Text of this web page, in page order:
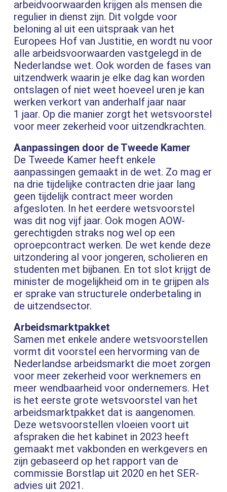
arbeidvoorwaarden krijgen als mensen die
regulier in dienst zijn. Dit volgde voor
beloning al uit een uitspraak van het
Europees Hof van Justitie, en wordt nu voor
alle arbeidsvoorwaarden vastgelegd in de
Nederlandse wet. Ook worden de fases van
uitzendwerk waarin je elke dag kan worden
ontslagen of niet weet hoeveel uren je kan
werken verkort van anderhalf jaar naar
1 jaar. Op die manier zorgt het wetsvoorstel
voor meer zekerheid voor uitzendkrachten.
Aanpassingen door de Tweede Kamer
De Tweede Kamer heeft enkele
aanpassingen gemaakt in de wet. Zo mag er
na drie tijdelijke contracten drie jaar lang
geen tijdelijk contract meer worden
afgesloten. In het eerdere wetsvoorstel
was dit nog vijf jaar. Ook mogen AOW-
gerechtigden straks nog wel op een
oproepcontract werken. De wet kende deze
uitzondering al voor jongeren, scholieren en
studenten met bijbanen. En tot slot krijgt de
minister de mogelijkheid om in te grijpen als
er sprake van structurele onderbetaling in
de uitzendsector.
Arbeidsmarktpakket
Samen met enkele andere wetsvoorstellen
vormt dit voorstel een hervorming van de
Nederlandse arbeidsmarkt die moet zorgen
voor meer zekerheid voor werknemers en
meer wendbaarheid voor ondernemers. Het
is het eerste grote wetsvoorstel van het
arbeidsmarktpakket dat is aangenomen.
Deze wetsvoorstellen vloeien voort uit
afspraken die het kabinet in 2023 heeft
gemaakt met vakbonden en werkgevers en
zijn gebaseerd op het rapport van de
commissie Borstlap uit 2020 en het SER-
advies uit 2021.